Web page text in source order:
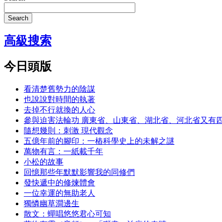
Search
高級搜索
今日頭版
看清楚舊勢力的陰謀
也說說對時間的執著
去掉不行就換的人心
參與迫害法輪功 廣東省、山東省、湖北省、河北省又有
隨想幾則：刺激 現代觀念
五億年前的腳印：一樁科學史上的未解之謎
萬物有言：一紙載千年
小松的故事
回憶那些年默默影響我的同修們
發快遞中的修煉體會
一位幸運的無助老人
獨憐幽草澗邊生
散文：蟬唱悠悠君心可知